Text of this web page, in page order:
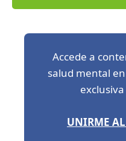
Accede a
salud mental
UNIRME